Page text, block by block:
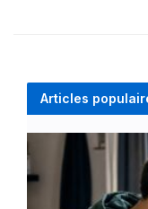
Articles